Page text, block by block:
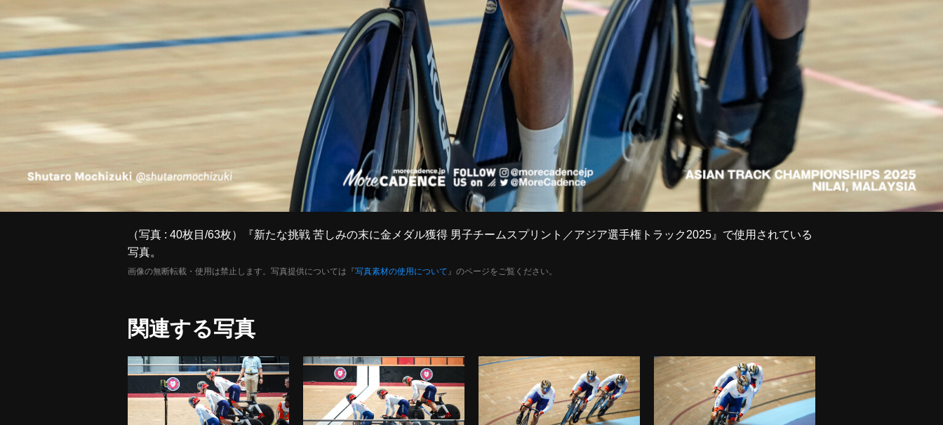
（写真 : 40枚目/63枚）『新たな挑戦 苦しみの末に金メダル獲得 男子チームスプリント／アジア選手権トラック2025』で使用されている
写真。
画像の無断転載・使用は禁止します。写真提供については『写真素材の使用について 』のページをご覧ください。
関連する写真